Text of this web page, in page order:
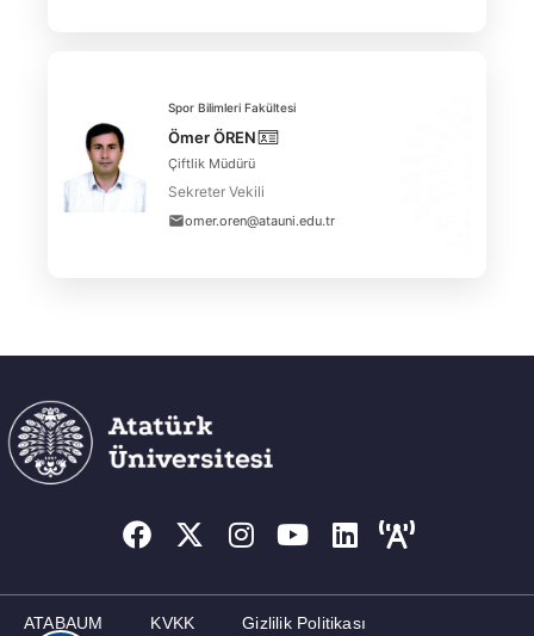
Spor Bilimleri Fakültesi
Ömer ÖREN
Çiftlik Müdürü
Sekreter Vekili
omer.oren@atauni.edu.tr
ATABAUM KVKK Gizlilik Politikası